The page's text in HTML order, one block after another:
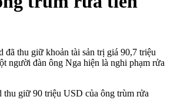
đã thu giữ khoản tài sản trị giá 90,7 triệu
người đàn ông Nga hiện là nghi phạm rửa